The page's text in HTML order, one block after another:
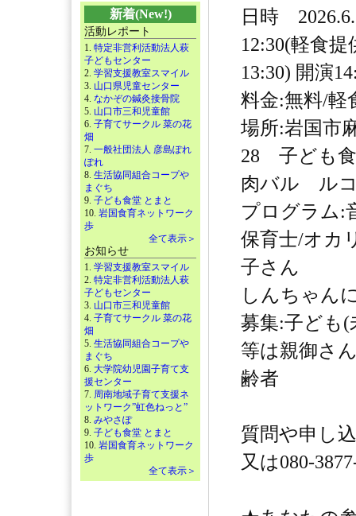
新着(New!)
活動レポート
1. 特定非営利活動法人萩
子どもセンター
2. 学習支援教室スマイル
3. 山口県児童センター
4. なかぞの鍼灸接骨院
5. 山口市三和児童館
6. 子育てサークル 菜の花
畑
7. 一般社団法人 彦島ぽれ
ぽれ
8. 生活協同組合コープや
まぐち
9. 子ども食堂 とまと
10. 岩国食育ネットワーク
歩
全て表示＞
お知らせ
1. 学習支援教室スマイル
2. 特定非営利活動法人萩
子どもセンター
3. 山口市三和児童館
4. 子育てサークル 菜の花
畑
5. 生活協同組合コープや
まぐち
6. 大学院幼児園子育て支
援センター
7. 周南地域子育て支援ネ
ットワーク”虹色ねっと”
8. みやさぽ
9. 子ども食堂 とまと
10. 岩国食育ネットワーク
歩
全て表示＞
日時
12:30(軽食
13:30) 開演
料金:無料/軽
場所:岩国市
28 子ども
肉バル ル
プログラム:
保育士/オカ
子さん
しんちゃん
募集:子ども(
等は親御さ
齢者
質問や申し
又は080-